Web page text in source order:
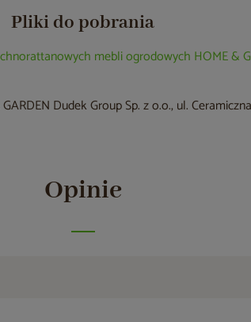
Pliki do pobrania
mebli ogrodowych HOME &
Dudek Group Sp. z o.o., ul.
Opinie